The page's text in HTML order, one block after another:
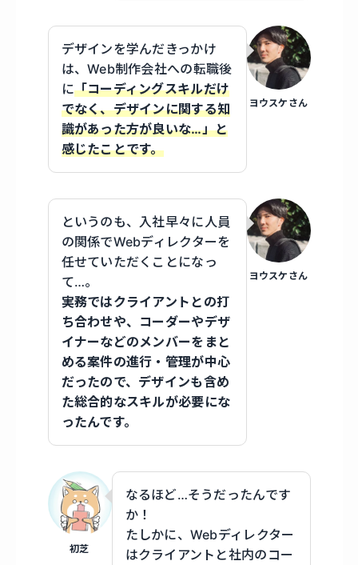
ヨウスケさん
デザインを学んだきっかけ
は、Web制作会社への転職後
に「コーディングスキルだけ
でなく、デザインに関する知
識があった方が良いな…」と
感じたことです。
ヨウスケさん
というのも、入社早々に人員
の関係でWebディレクターを
任せていただくことになっ
て…。
実務ではクライアントとの打
ち合わせや、コーダーやデザ
イナーなどのメンバーをまと
める案件の進行・管理が中心
だったので、デザインも含め
た総合的なスキルが必要にな
ったんです。
初芝
なるほど…そうだったんです
か！
たしかに、Webディレクター
はクライアントと社内のコー